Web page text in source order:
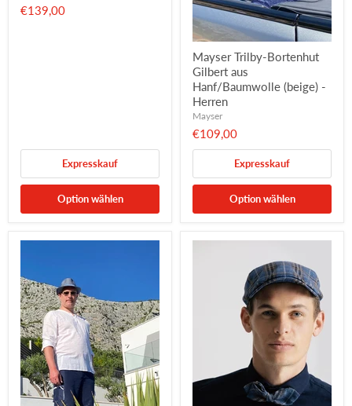
€139,00
Expresskauf
Option wählen
Mayser Trilby-Bortenhut
Gilbert aus
Hanf/Baumwolle (beige) -
Herren
Mayser
€109,00
Expresskauf
Option wählen